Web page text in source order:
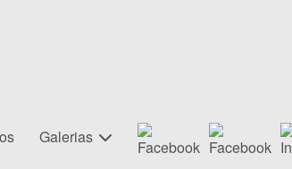
Galerias